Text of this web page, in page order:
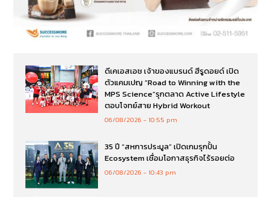
ดีเคเอสเอช เจ้าของแบรนด์ ฮีรูดอยด์ เปิด
ตัวแคมเปญ “Road to Winning with the
MPS Science”รุกตลาด Active Lifestyle
ตอบโจทย์สาย Hybrid Workout
06/08/2026 10:55 pm
35 ปี “สหการประมูล” เปิดเกมรุกปั้น
Ecosystem เชื่อมโอกาสธุรกิจไร้รอยต่อ
06/08/2026 10:43 pm